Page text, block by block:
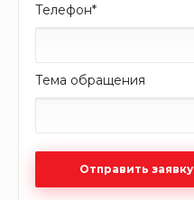
Телефон*
Тема обращения
Отправить заявку